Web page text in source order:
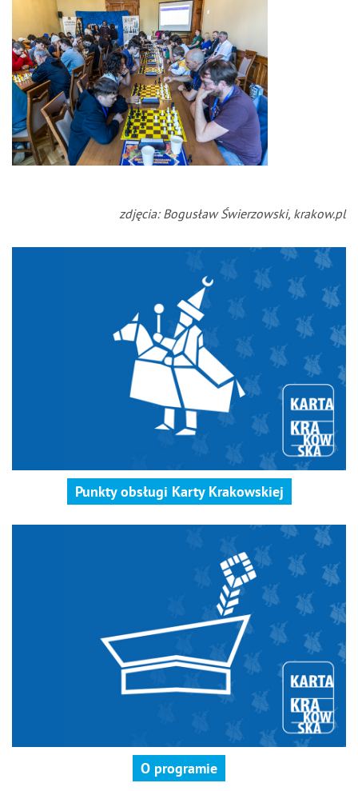
Punkty obsługi Karty Krakowskiej
O programie
zdjęcia: Bogusław Świerzowski, krakow.pl